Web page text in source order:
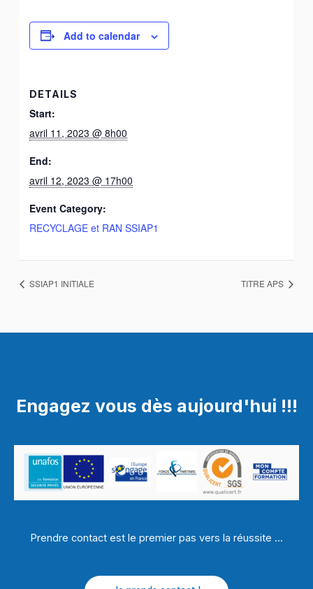
Add to calendar
DETAILS
Start:
avril 11, 2023 @ 8h00
End:
avril 12, 2023 @ 17h00
Event Category:
RECYCLAGE et RAN SSIAP1
SSIAP1 INITIALE TITRE APS
Engagez vous dès aujourd'hui !!!
Prendre contact est le premier pas vers la réussite ...